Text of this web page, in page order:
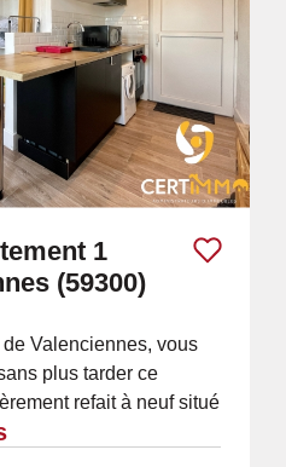
1
(59300)
Valenciennes, vous
plus tarder ce
refait à neuf situé
ascenseur d'un